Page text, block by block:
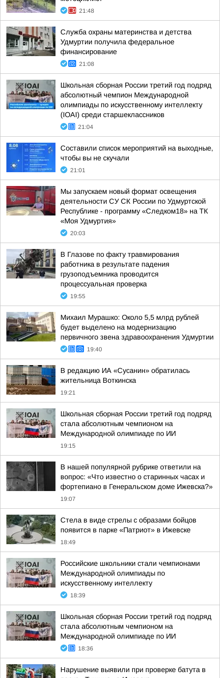
21:48
Служба охраны материнства и детства
Удмуртии получила федеральное
финансирование
21:08
Школьная сборная России третий год подряд
абсолютный чемпион Международной
олимпиады по искусственному интеллекту
(IOAI) среди старшеклассников
21:04
Составили список мероприятий на выходные,
чтобы вы не скучали
21:01
Мы запускаем новый формат освещения
деятельности СУ СК России по Удмуртской
Республике - программу «Следком18» на ТК
«Моя Удмуртия»
20:03
В Глазове по факту травмирования
работника в результате падения
грузоподъемника проводится
процессуальная проверка
19:55
Михаил Мурашко: Около 5,5 млрд рублей
будет выделено на модернизацию
первичного звена здравоохранения Удмуртии
19:40
В редакцию ИА «Сусанин» обратилась
жительница Воткинска
19:21
Школьная сборная России третий год подряд
стала абсолютным чемпионом на
Международной олимпиаде по ИИ
19:15
В нашей популярной рубрике ответили на
вопрос: «Что известно о старинных часах и
фортепиано в Генеральском доме Ижевска?»
19:07
Стела в виде стрелы с образами бойцов
появится в парке «Патриот» в Ижевске
18:49
Российские школьники стали чемпионами
Международной олимпиады по
искусственному интеллекту
18:39
Школьная сборная России третий год подряд
стала абсолютным чемпионом на
Международной олимпиаде по ИИ
18:36
Нарушение выявили при проверке батута в